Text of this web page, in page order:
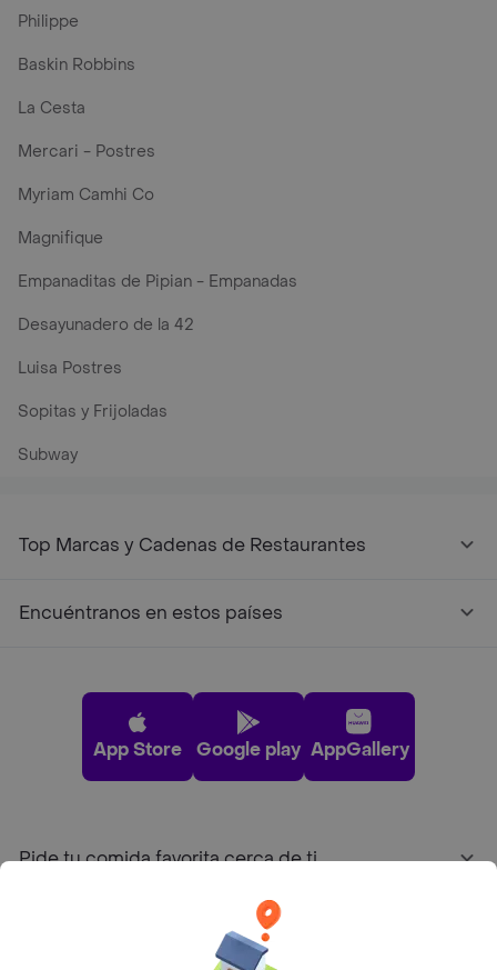
Philippe
Baskin Robbins
La Cesta
Mercari - Postres
Myriam Camhi Co
Magnifique
Empanaditas de Pipian - Empanadas
Desayunadero de la 42
Luisa Postres
Sopitas y Frijoladas
Subway
Top Marcas y Cadenas de Restaurantes
Encuéntranos en estos países
App Store Google play AppGallery
Pide tu comida favorita cerca de ti